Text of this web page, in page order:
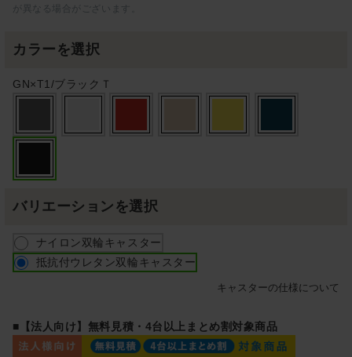
が異なる場合がございます。
カラーを選択
GN×T1/ブラックＴ
バリエーションを選択
ナイロン双輪キャスター
抵抗付ウレタン双輪キャスター
キャスターの仕様について
■【法人向け】無料見積・4台以上まとめ割対象商品